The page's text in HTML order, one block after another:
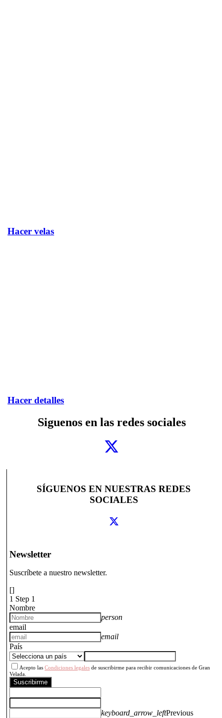
Hacer velas
Hacer detalles
Siguenos en las redes sociales
SÍGUENOS EN NUESTRAS REDES
SOCIALES
Newsletter
Suscríbete a nuestro newsletter.
[]
1 Step 1
Nombre
person
email
email
País
Acepto las Condiciones legales de suscribirme para recibir comunicaciones de Gran
Velada.
Suscribirme
keyboard_arrow_leftPrevious